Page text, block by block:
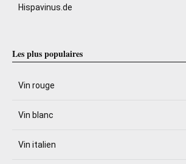
Hispavinus.de
Les plus populaires
Vin rouge
Vin blanc
Vin italien